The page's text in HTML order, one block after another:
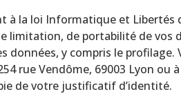
à la loi Informatique et Libertés
limitation, de portabilité de vos
données, y compris le profilage.
rue Vendôme, 69003 Lyon
de votre justificatif d’identité.